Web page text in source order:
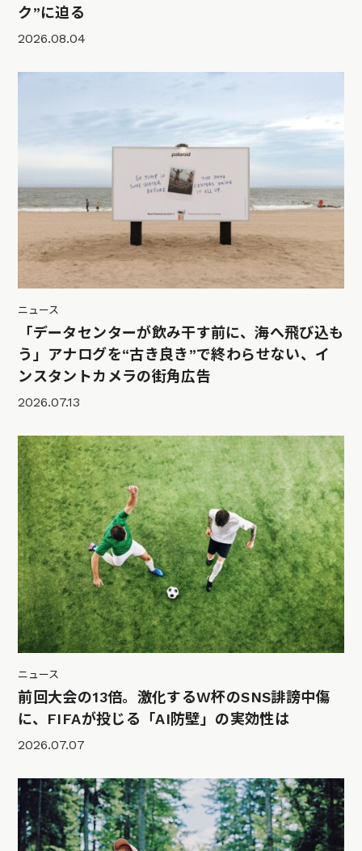
ク”に迫る
2026.08.04
ニュース
「データセンターが飲み干す前に、海へ飛び込も
う」アナログを“古き良き”で終わらせない、イ
ンスタントカメラの街角広告
2026.07.13
ニュース
前回大会の13倍。激化するW杯のSNS誹謗中傷
に、FIFAが投じる「AI防壁」の実効性は
2026.07.07